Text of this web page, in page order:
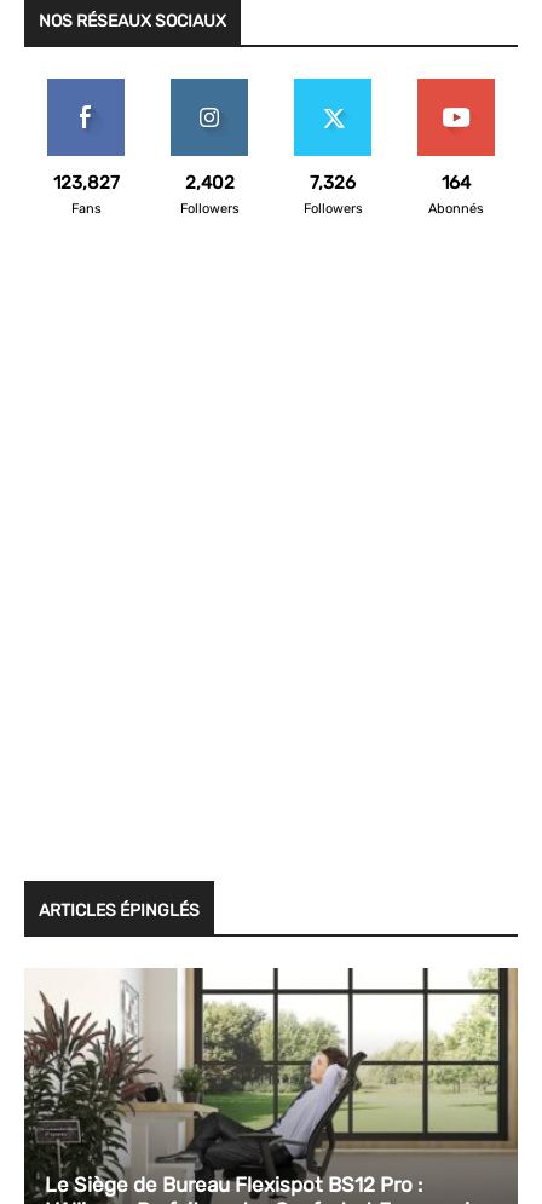
NOS RÉSEAUX SOCIAUX
123,827
Fans
2,402
Followers
7,326
Followers
164
Abonnés
ARTICLES ÉPINGLÉS
Le Siège de Bureau Flexispot BS12 Pro :